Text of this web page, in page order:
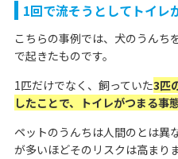
1回で流そうとしてトイレ
こちらの事例では、犬のうんち
で起きたものです。
1匹だけでなく、飼っていた3匹
したことで、トイレがつまる事
ペットのうんちは人間のとは異
が多いほどそのリスクは高まりま